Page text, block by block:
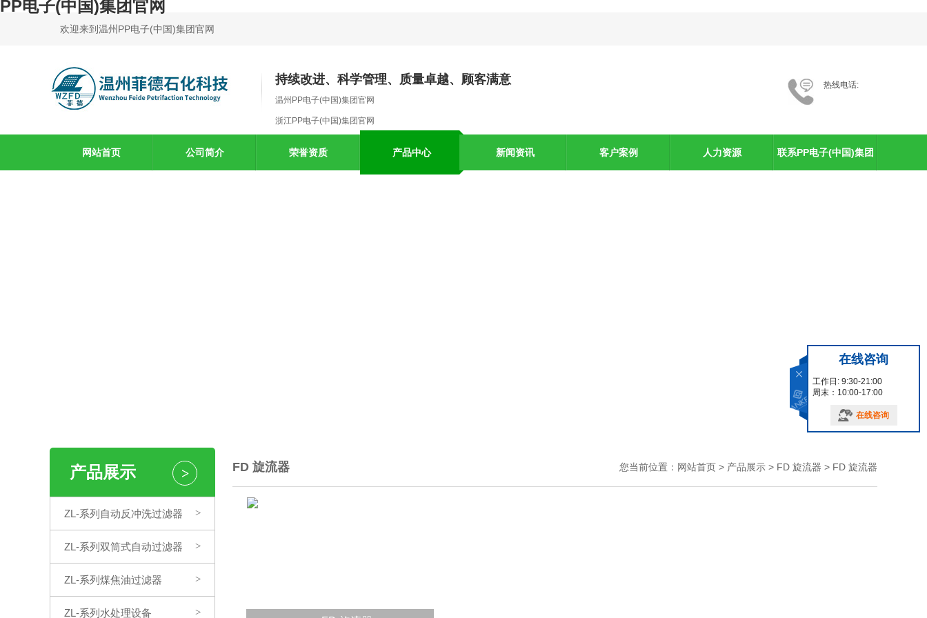
PP电子(中国)集团官网
欢迎来到温州PP电子(中国)集团官网
持续改进、科学管理、质量卓越、顾客满意
温州PP电子(中国)集团官网
浙江PP电子(中国)集团官网
热线电话:
网站首页 公司简介 荣誉资质 产品中心 新闻资讯 客户案例 人力资源 联系PP电子(中国)集团
产品展示 >
ZL-系列自动反冲洗过滤器 >
ZL-系列双筒式自动过滤器 >
ZL-系列煤焦油过滤器 >
ZL-系列水处理设备 >
FD 旋流器 您当前位置： 网站首页 > 产品展示 > FD 旋流器 > FD 旋流器
在线咨询
工作日: 9:30-21:00
周末：10:00-17:00
在线咨询